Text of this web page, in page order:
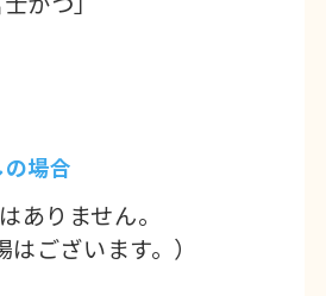
場合
りません。
ございます。）